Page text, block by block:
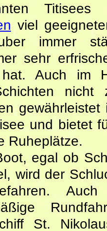
viel
immer
sehr
hat. Auch im
und bietet
Ruheplätze.
egal ob
wird der
St.